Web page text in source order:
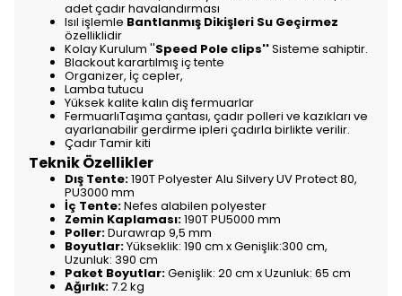
adet çadır havalandırması
Isıl işlemle Bantlanmış Dikişleri Su Geçirmez
özelliklidir
Kolay Kurulum ''Speed Pole clips''Sisteme sahiptir.
Blackout karartılmış iç tente
Organizer, İç cepler,
Lamba tutucu
Yüksek kalite kalın diş fermuarlar
FermuarlıTaşıma çantası, çadır polleri ve kazıkları ve
ayarlanabilir gerdirme ipleri çadırla birlikte verilir.
Çadır Tamir kiti
Teknik Özellikler
Dış Tente:190T Polyester Alu Silvery UV Protect 80,
PU3000 mm
İç Tente:Nefes alabilen polyester
Zemin Kaplaması:190T PU5000 mm
Poller:Durawrap 9,5 mm
Boyutlar:Yükseklik: 190 cm x Genişlik:300 cm,
Uzunluk: 390 cm
Paket Boyutlar:Genişlik: 20 cm x Uzunluk: 65 cm
Ağırlık:7.2 kg